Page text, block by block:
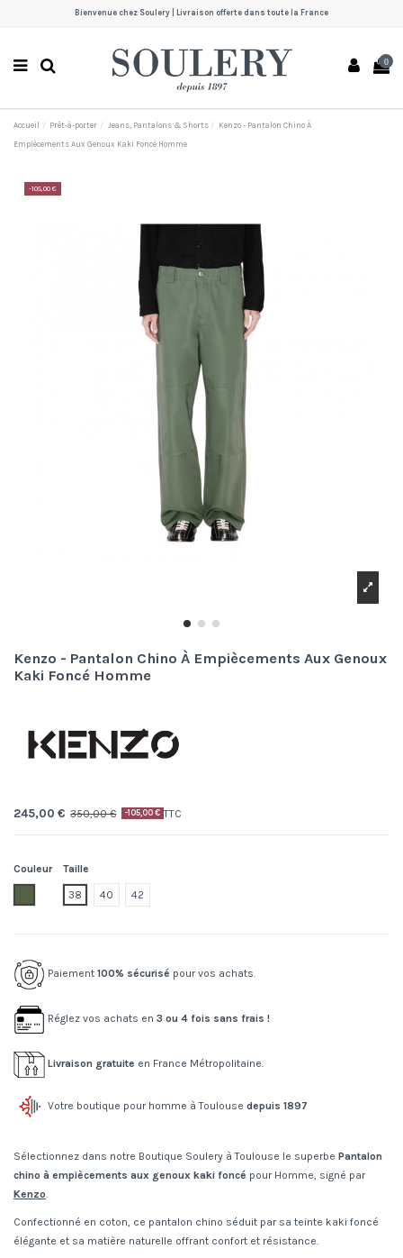
Bienvenue chez Soulery | Livraison offerte dans toute la France
0
Accueil Prêt-à-porter Jeans, Pantalons & Shorts Kenzo - Pantalon Chino À
Empiècements Aux Genoux Kaki Foncé Homme
-105,00 €
Kenzo - Pantalon Chino À Empiècements Aux Genoux
Kaki Foncé Homme
245,00 € 350,00 € -105,00 € TTC
Couleur
51.dark khaki
Taille
38 40 42
Paiement 100% sécurisé pour vos achats.
Réglez vos achats en 3 ou 4 fois sans frais !
Livraison gratuite en France Métropolitaine.
Votre boutique pour homme à Toulouse depuis 1897
Sélectionnez dans notre Boutique Soulery à Toulouse le superbe Pantalon
chino à empiècements aux genoux kaki foncé pour Homme, signé par
Kenzo.
Confectionné en coton, ce pantalon chino séduit par sa teinte kaki foncé
élégante et sa matière naturelle offrant confort et résistance.